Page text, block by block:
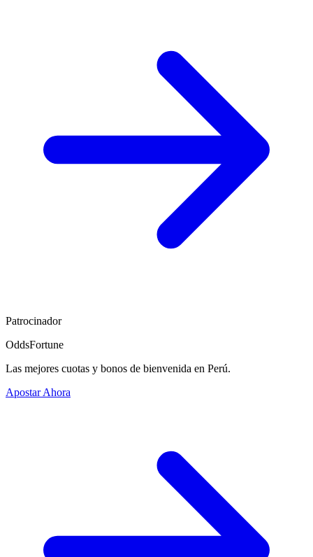
Patrocinador
OddsFortune
Las mejores cuotas y bonos de bienvenida en Perú.
Apostar Ahora